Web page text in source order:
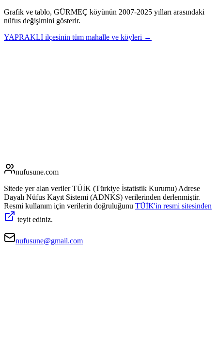
Grafik ve tablo, GÜRMEÇ köyünün 2007-2025 yılları arasındaki
nüfus değişimini gösterir.
YAPRAKLI ilçesinin tüm mahalle ve köyleri →
nufusune.com
Sitede yer alan veriler TÜİK (Türkiye İstatistik Kurumu) Adrese
Dayalı Nüfus Kayıt Sistemi (ADNKS) verilerinden derlenmiştir.
Resmi kullanım için verilerin doğruluğunu TÜİK'in resmi sitesinden
teyit ediniz.
nufusune@gmail.com